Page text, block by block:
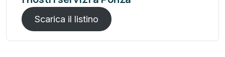
Scarica il listino